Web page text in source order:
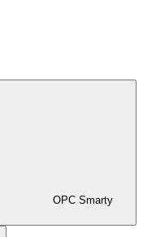
OPC Smarty